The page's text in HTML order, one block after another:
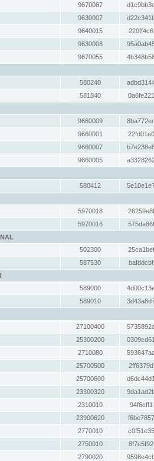
9670067
9630007
9640015
9630008
9670055
580240
581840
9660009
9660001
9660007
9660005
580412
5970018
5970016
502300
587530
589000
589010
27100400
25300200
2710080
25700500
25700600
23300320
2310010
23900620
2770010
2750010
2790020